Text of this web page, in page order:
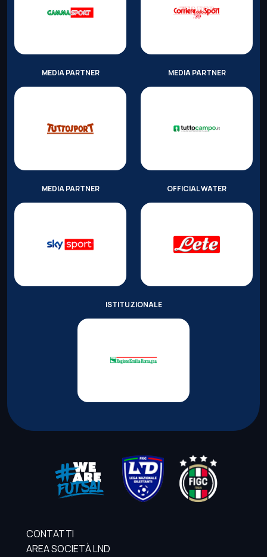
MEDIA PARTNER MEDIA PARTNER
MEDIA PARTNER OFFICIAL WATER
ISTITUZIONALE
CONTATTI
AREA SOCIETÀ LND